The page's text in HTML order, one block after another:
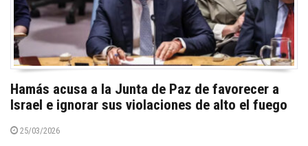
Hamás acusa a la Junta de Paz de favorecer a
Israel e ignorar sus violaciones de alto el fuego
25/03/2026